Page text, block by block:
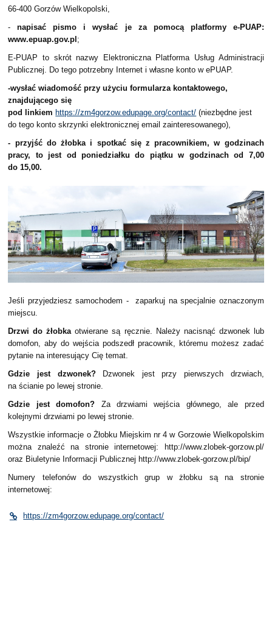
66-400 Gorzów Wielkopolski,
-napisać pismo i wysłać je za pomocą platformy e-PUAP:
www.epuap.gov.pl ;
E-PUAP to skrót nazwy Elektroniczna Platforma Usług Administracji
Publicznej. Do tego potrzebny Internet i własne konto w ePUAP.
-wysłać wiadomość przy użyciu formularza kontaktowego,
znajdującego się
pod linkiem https://zm4gorzow.edupage.org/contact/ (niezbędne jest
do tego konto skrzynki elektronicznej email zainteresowanego),
- przyjść do żłobka i spotkać się z pracownikiem, w godzinach
pracy, to jest od poniedziałku do piątku w godzinach od 7,00
do 15,00.
Jeśli przyjedziesz samochodem - zaparkuj na specjalnie oznaczonym
miejscu.
Drzwi do żłobkaotwierane są ręcznie. Należy nacisnąć dzwonek lub
domofon, aby do wejścia podszedł pracownik, któremu możesz zadać
pytanie na interesujący Cię temat.
Gdzie jest dzwonek?Dzwonek jest przy pierwszych drzwiach,
na ścianie po lewej stronie.
Gdzie jest domofon? Za drzwiami wejścia głównego, ale przed
kolejnymi drzwiami po lewej stronie.
Wszystkie informacje o Żłobku Miejskim nr 4 w Gorzowie Wielkopolskim
można znaleźć na stronie internetowej: http://www.zlobek-gorzow.pl/
oraz Biuletynie Informacji Publicznej http://www.zlobek-gorzow.pl/bip/
Numery telefonów do wszystkich grup w żłobku są na stronie
internetowej:
https://zm4gorzow.edupage.org/contact/